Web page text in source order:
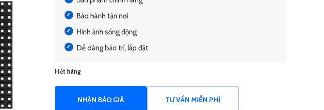
Bảo hành tận nơi
Hình ảnh sống động
Dễ dàng bảo trì, lắp đặt
Hết hàng
NHẬN BÁO GIÁ TƯ VẤN MIỄN PHÍ